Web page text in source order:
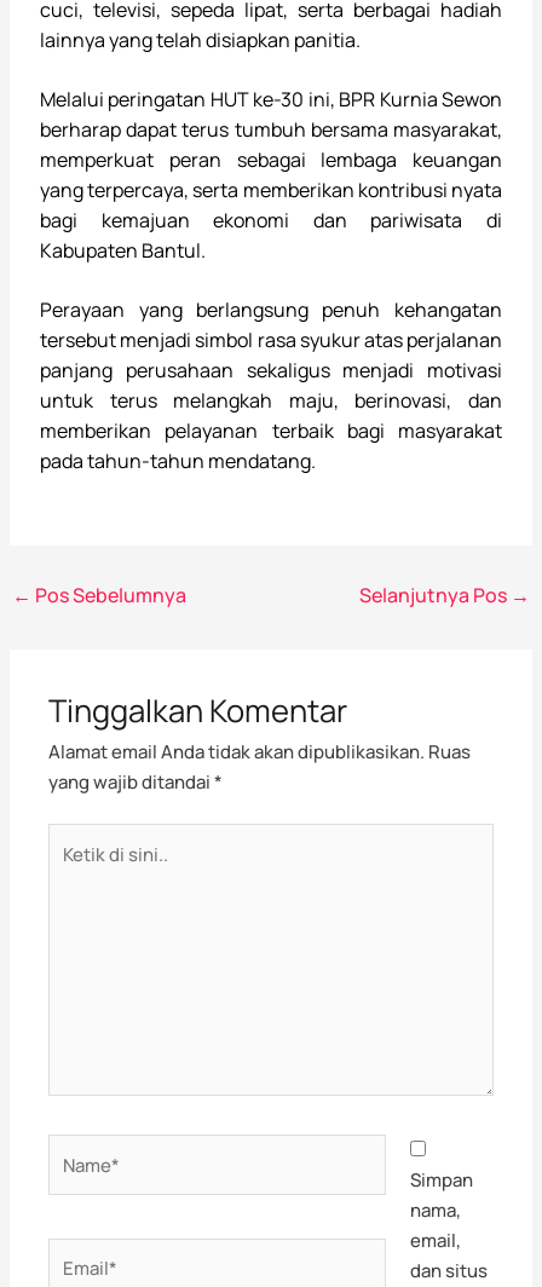
cuci, televisi, sepeda lipat, serta berbagai hadiah
lainnya yang telah disiapkan panitia.
Melalui peringatan HUT ke-30 ini, BPR Kurnia Sewon
berharap dapat terus tumbuh bersama masyarakat,
memperkuat peran sebagai lembaga keuangan
yang terpercaya, serta memberikan kontribusi nyata
bagi kemajuan ekonomi dan pariwisata di
Kabupaten Bantul.
Perayaan yang berlangsung penuh kehangatan
tersebut menjadi simbol rasa syukur atas perjalanan
panjang perusahaan sekaligus menjadi motivasi
untuk terus melangkah maju, berinovasi, dan
memberikan pelayanan terbaik bagi masyarakat
pada tahun-tahun mendatang.
← Pos Sebelumnya Selanjutnya Pos →
Tinggalkan Komentar
Alamat email Anda tidak akan dipublikasikan. Ruas
yang wajib ditandai*
Simpan
nama,
email,
dan situs